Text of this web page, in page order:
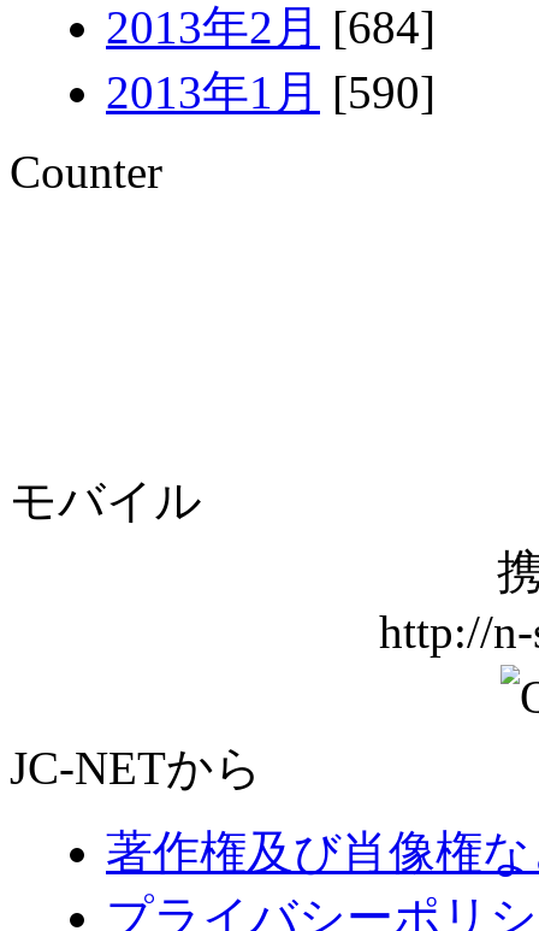
2013年2月 [684]
2013年1月 [590]
Counter
モバイル
http://
JC-NETから
著作権及び肖像権
プライバシーポリ